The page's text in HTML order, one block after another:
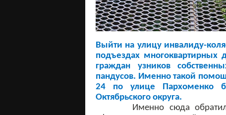
Выйти на улицу инвалиду-
подъездах многоквартирных
граждан
узников
пандусов. Именно такой
24 по улице Пархоменко
Октябрьского округа.
Именно сюда